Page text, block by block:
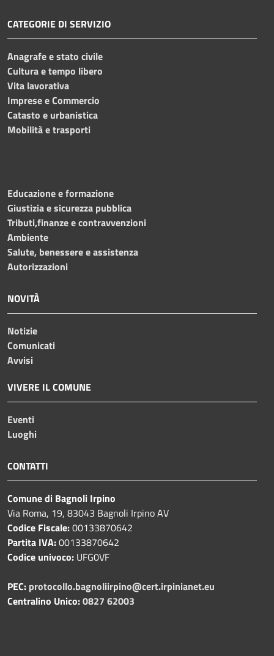
CATEGORIE DI SERVIZIO
Anagrafe e stato civile
Cultura e tempo libero
Vita lavorativa
Imprese e Commercio
Catasto e urbanistica
Mobilità e trasporti
Educazione e formazione
Giustizia e sicurezza pubblica
Tributi,finanze e contravvenzioni
Ambiente
Salute, benessere e assistenza
Autorizzazioni
NOVITÀ
Notizie
Comunicati
Avvisi
VIVERE IL COMUNE
Eventi
Luoghi
CONTATTI
Comune di Bagnoli Irpino
Via Roma, 19, 83043 Bagnoli Irpino AV
Codice Fiscale:00133870642
Partita IVA:00133870642
Codice univoco: UFG0VF
PEC: protocollo.bagnoliirpino@cert.irpinianet.eu
Centralino Unico:0827 62003